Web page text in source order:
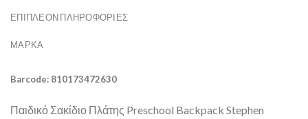
ΕΠΙΠΛΈΟΝ ΠΛΗΡΟΦΟΡΊΕΣ
ΜΆΡΚΑ
Barcode: 810173472630
Παιδικό Σακίδιο Πλάτης Preschool Backpack Stephen